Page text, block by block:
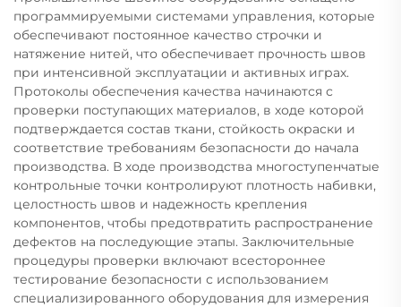
программируемыми системами управления, которые
обеспечивают постоянное качество строчки и
натяжение нитей, что обеспечивает прочность швов
при интенсивной эксплуатации и активных играх.
Протоколы обеспечения качества начинаются с
проверки поступающих материалов, в ходе которой
подтверждается состав ткани, стойкость окраски и
соответствие требованиям безопасности до начала
производства. В ходе производства многоступенчатые
контрольные точки контролируют плотность набивки,
целостность швов и надежность крепления
компонентов, чтобы предотвратить распространение
дефектов на последующие этапы. Заключительные
процедуры проверки включают всестороннее
тестирование безопасности с использованием
специализированного оборудования для измерения